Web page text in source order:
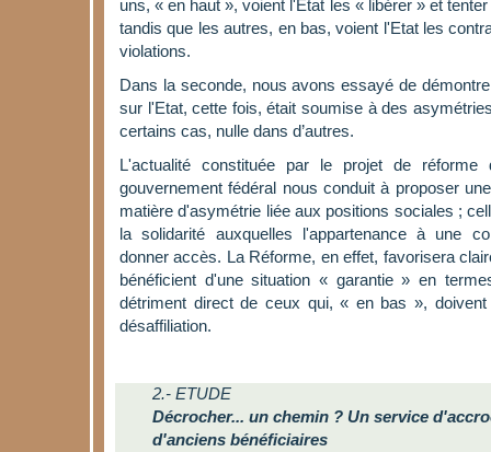
uns, « en haut », voient l'Etat les « libérer » et
tandis que les autres, en bas, voient l'Etat les
violations.
Dans la seconde, nous avons essayé de
sur l'Etat, cette fois, était soumise à des
certains cas, nulle dans d’autres.
L'actualité constituée par le projet de
gouvernement fédéral nous conduit à proposer
matière d'asymétrie liée aux positions sociales ;
la solidarité auxquelles l'appartenance à une
donner accès. La Réforme, en effet, favorisera
bénéficient d'une situation « garantie » en
détriment direct de ceux qui, « en bas »,
désaffiliation.
2.- ETUDE
Décrocher... un chemin ? Un service
d'anciens bénéficiaires